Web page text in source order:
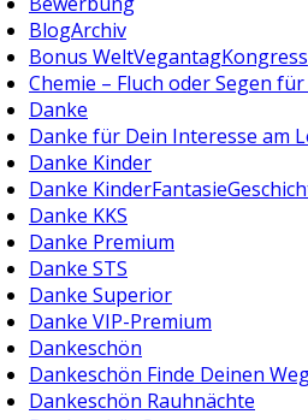
BlogArchiv
Bonus WeltVegantagKongress
Chemie – Fluch oder Segen
Danke
Danke für Dein Interesse am
Danke Kinder
Danke
Danke KKS
Danke Premium
Danke STS
Danke Superior
Danke VIP-Premium
Dankeschön
Dankeschön Finde Deinen
Dankeschön Rauhnächte